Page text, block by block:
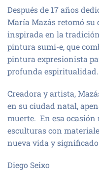
Después de 17 años
María Mazás retomó su
inspirada en la
pintura sumi-e, que
pintura expresionista
profunda espiritualidad.
Creadora y artista,
en su ciudad natal,
muerte. En esa ocasión
esculturas con
nueva vida y
Diego Seixo